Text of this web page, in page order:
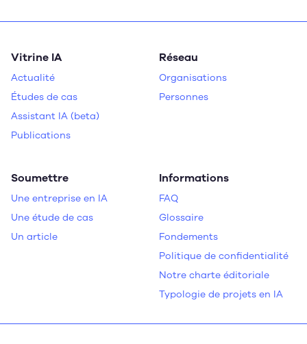
Vitrine IA
Actualité
Études de cas
Assistant IA (beta)
Publications
Réseau
Organisations
Personnes
Soumettre
Une entreprise en IA
Une étude de cas
Un article
Informations
FAQ
Glossaire
Fondements
Politique de confidentialité
Notre charte éditoriale
Typologie de projets en IA